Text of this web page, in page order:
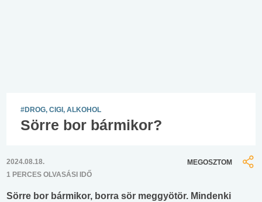
#DROG, CIGI, ALKOHOL
Sörre bor bármikor?
2024.08.18.
1 PERCES OLVASÁSI IDŐ
MEGOSZTOM
Sörre bor bármikor, borra sör meggyötör. Mindenki